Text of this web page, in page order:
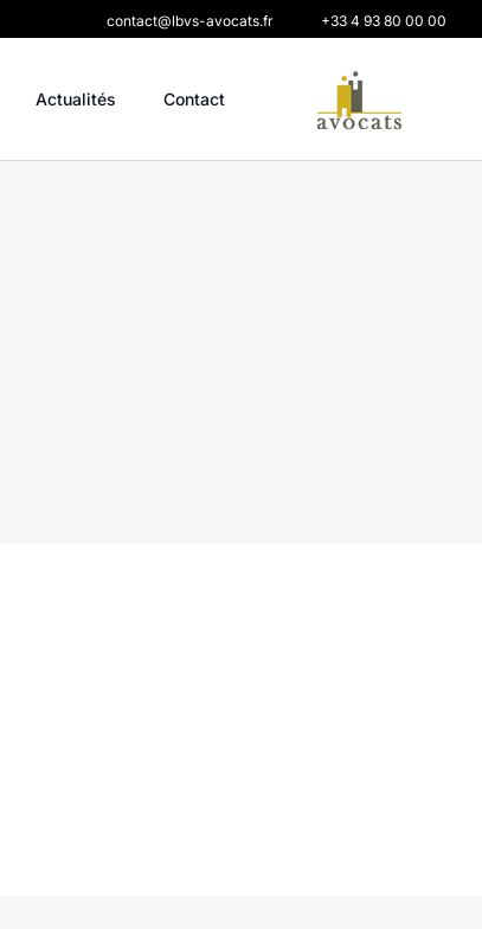
contact@lbvs-avocats.fr +33 4 93 80 00 00
Actualités Contact